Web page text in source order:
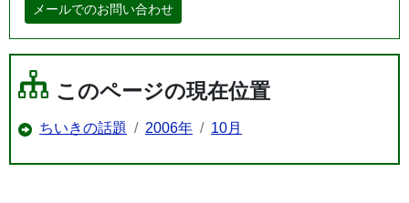
メールでのお問い合わせ
このページの現在位置
ちいきの話題 2006年 10月